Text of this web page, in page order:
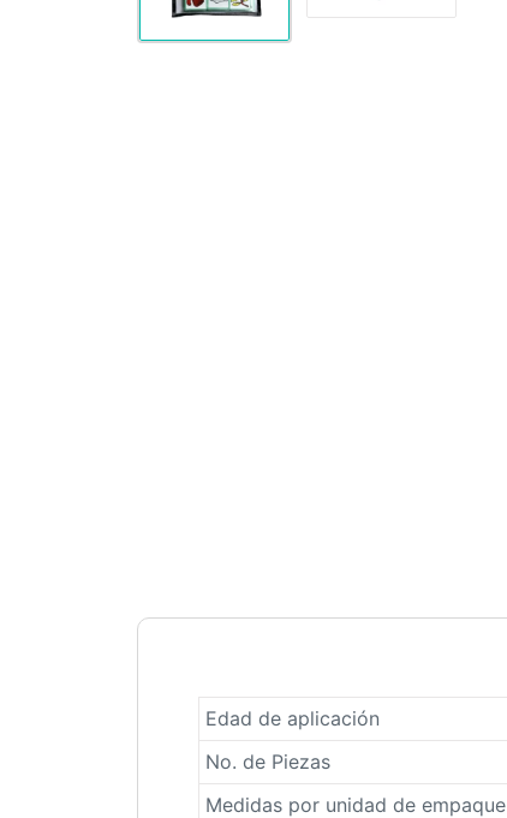
Edad de aplicación
No. de Piezas
Medidas por unidad de empaque